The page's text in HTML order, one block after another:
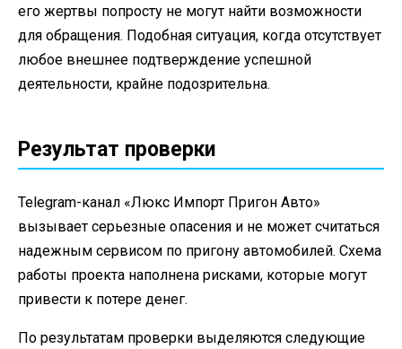
его жертвы попросту не могут найти возможности
для обращения. Подобная ситуация, когда отсутствует
любое внешнее подтверждение успешной
деятельности, крайне подозрительна.
Результат проверки
Telegram-канал «Люкс Импорт Пригон Авто»
вызывает серьезные опасения и не может считаться
надежным сервисом по пригону автомобилей. Схема
работы проекта наполнена рисками, которые могут
привести к потере денег.
По результатам проверки выделяются следующие